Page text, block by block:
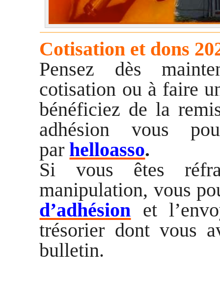
Cotisation et dons
Pensez dès
cotisation ou à faire
bénéficiez de la
adhésion vous
par helloasso.
Si vous êtes
manipulation, vous
d’adhésion et
trésorier dont vous
bulletin.